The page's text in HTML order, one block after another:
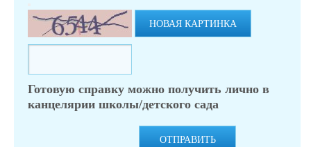
НОВАЯ КАРТИНКА
Готовую справку можно получить лично в
канцелярии школы/детского сада
ОТПРАВИТЬ